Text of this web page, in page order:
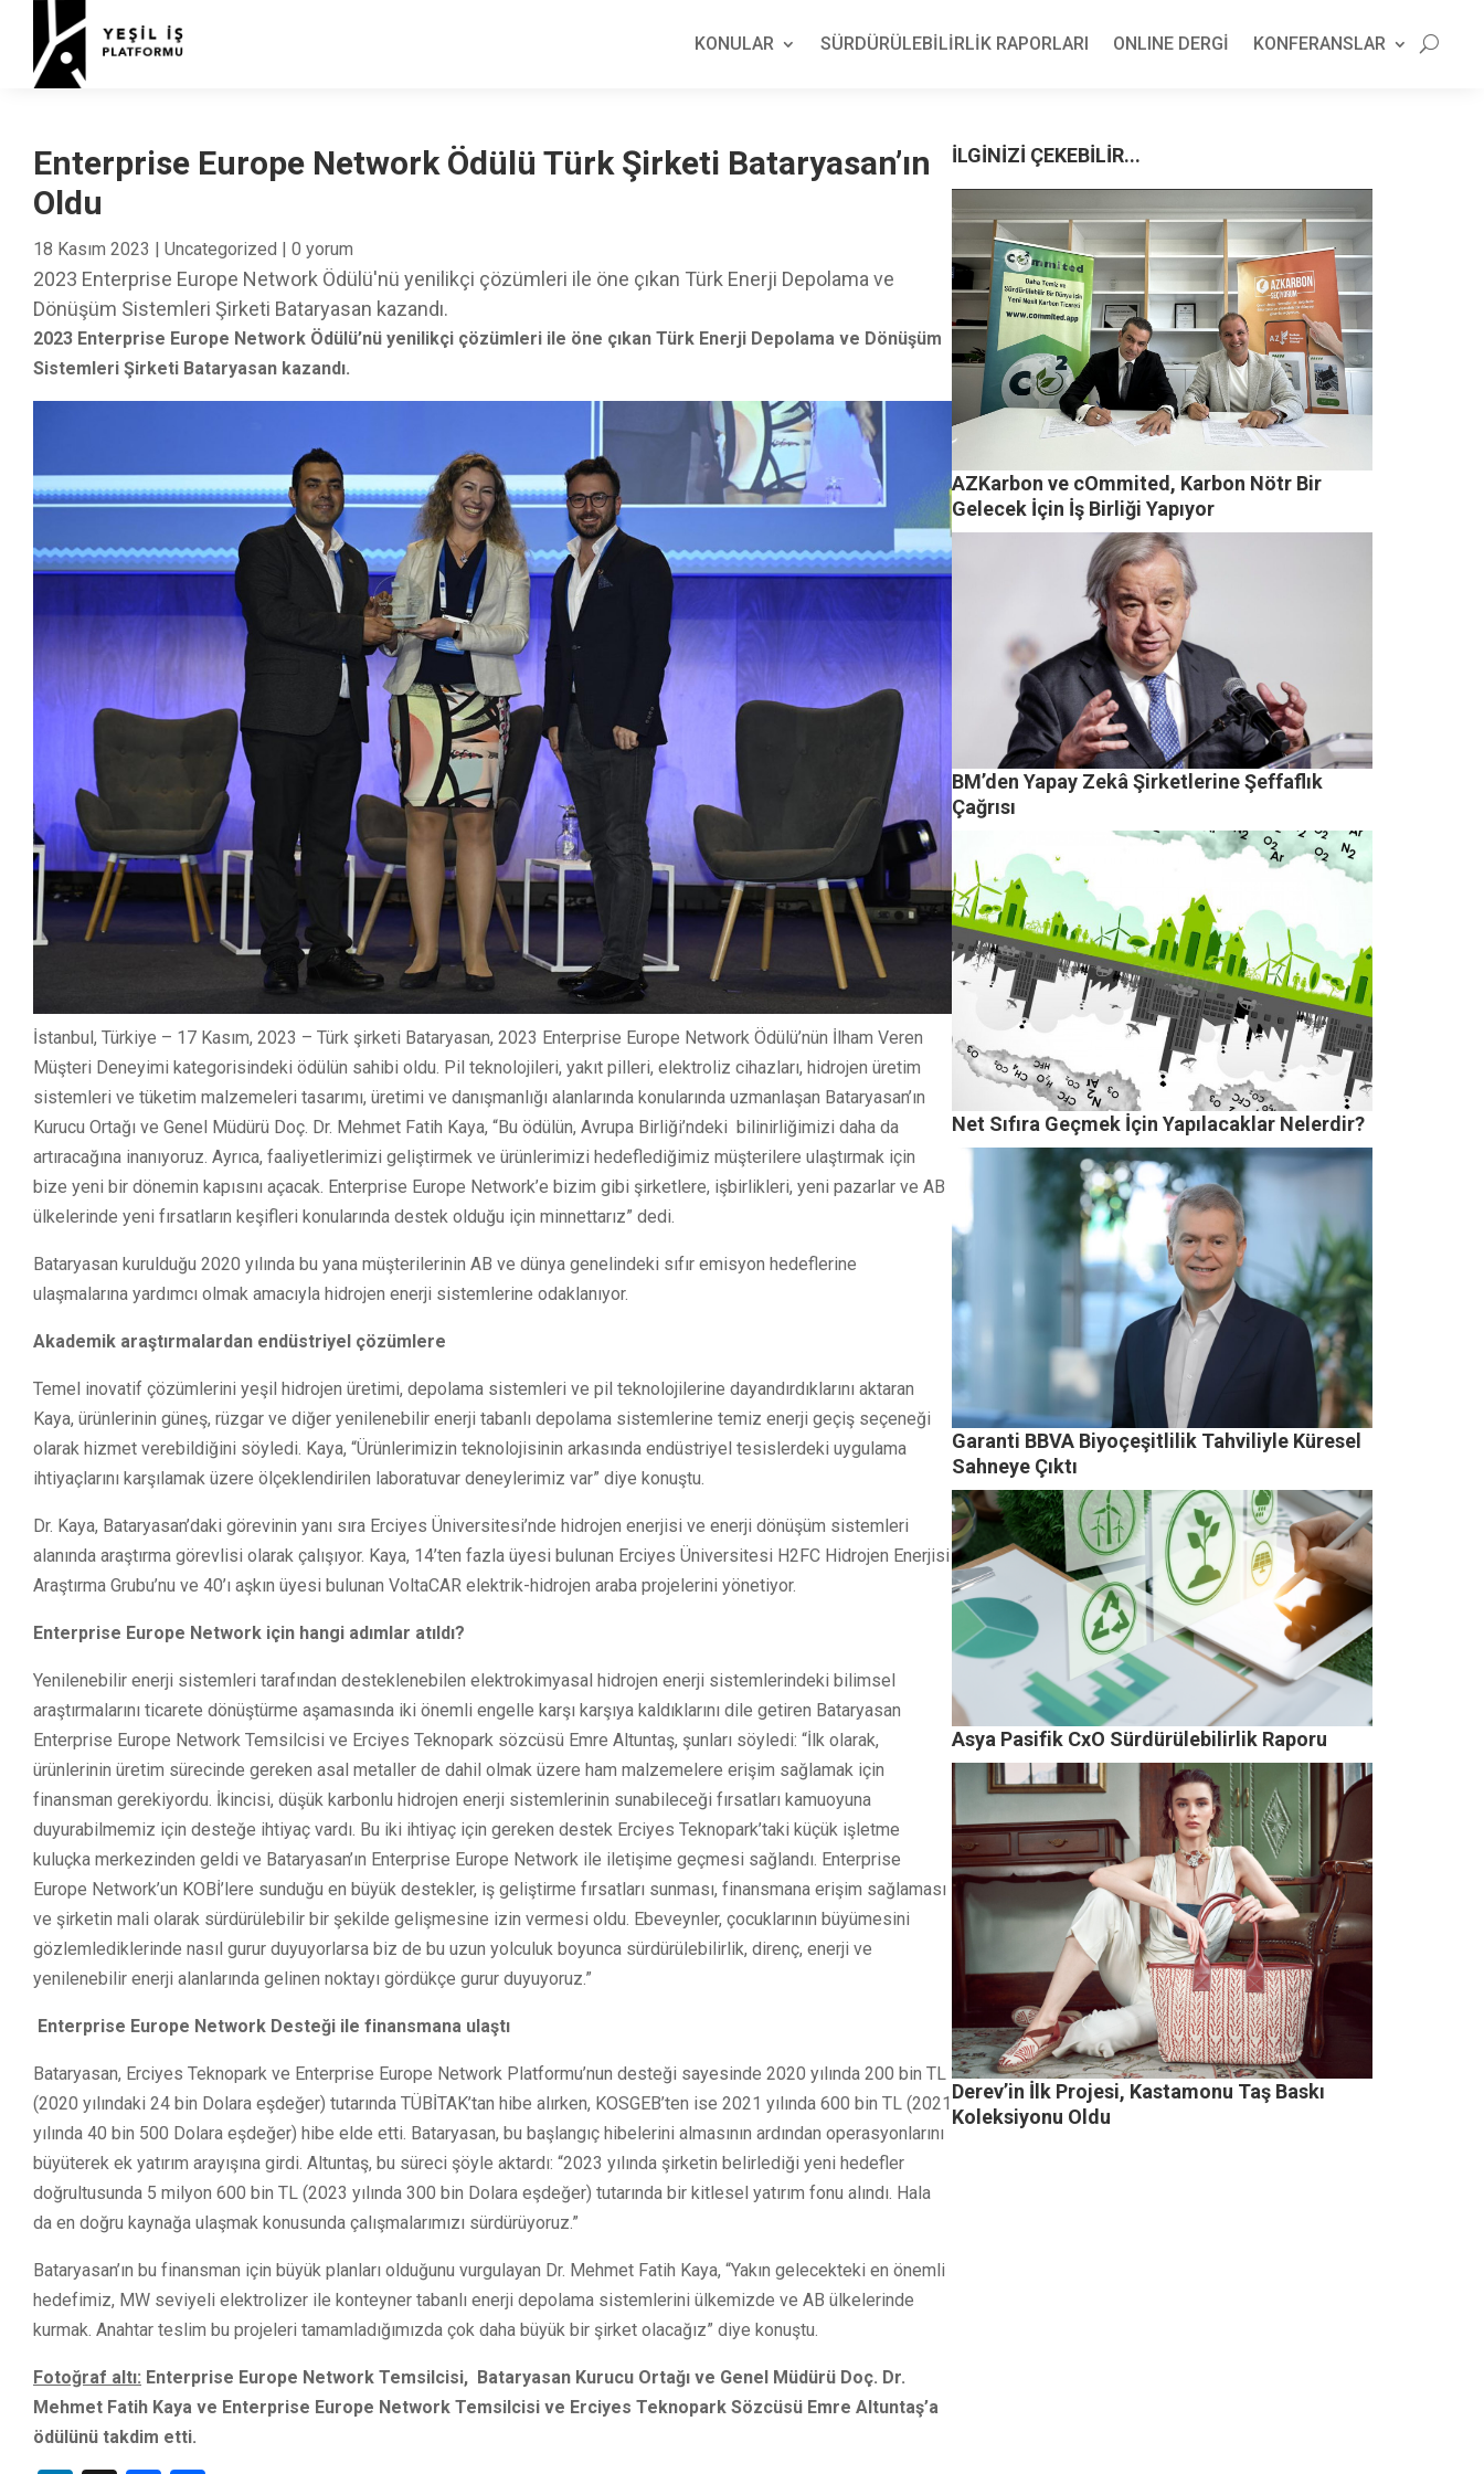
KONULAR SÜRDÜRÜLEBİLİRLİK RAPORLARI ONLINE DERGİ KONFERANSLAR
Enterprise Europe Network Ödülü Türk Şirketi Bataryasan’ın
Oldu
18 Kasım 2023 | Uncategorized | 0 yorum
2023 Enterprise Europe Network Ödülü'nü yenilikçi çözümleri ile öne çıkan Türk Enerji Depolama ve
Dönüşüm Sistemleri Şirketi Bataryasan kazandı.
2023 Enterprise Europe Network Ödülü’nü yenilikçi çözümleri ile öne çıkan Türk Enerji Depolama ve Dönüşüm
Sistemleri Şirketi Bataryasan kazandı.
İstanbul, Türkiye – 17 Kasım, 2023 – Türk şirketi Bataryasan, 2023 Enterprise Europe Network Ödülü’nün İlham Veren
Müşteri Deneyimi kategorisindeki ödülün sahibi oldu. Pil teknolojileri, yakıt pilleri, elektroliz cihazları, hidrojen üretim
sistemleri ve tüketim malzemeleri tasarımı, üretimi ve danışmanlığı alanlarında konularında uzmanlaşan Bataryasan’ın
Kurucu Ortağı ve Genel Müdürü Doç. Dr. Mehmet Fatih Kaya, “Bu ödülün, Avrupa Birliği’ndeki bilinirliğimizi daha da
artıracağına inanıyoruz. Ayrıca, faaliyetlerimizi geliştirmek ve ürünlerimizi hedeflediğimiz müşterilere ulaştırmak için
bize yeni bir dönemin kapısını açacak. Enterprise Europe Network’e bizim gibi şirketlere, işbirlikleri, yeni pazarlar ve AB
ülkelerinde yeni fırsatların keşifleri konularında destek olduğu için minnettarız” dedi.
Bataryasan kurulduğu 2020 yılında bu yana müşterilerinin AB ve dünya genelindeki sıfır emisyon hedeflerine
ulaşmalarına yardımcı olmak amacıyla hidrojen enerji sistemlerine odaklanıyor.
Akademik araştırmalardan endüstriyel çözümlere
Temel inovatif çözümlerini yeşil hidrojen üretimi, depolama sistemleri ve pil teknolojilerine dayandırdıklarını aktaran
Kaya, ürünlerinin güneş, rüzgar ve diğer yenilenebilir enerji tabanlı depolama sistemlerine temiz enerji geçiş seçeneği
olarak hizmet verebildiğini söyledi. Kaya, “Ürünlerimizin teknolojisinin arkasında endüstriyel tesislerdeki uygulama
ihtiyaçlarını karşılamak üzere ölçeklendirilen laboratuvar deneylerimiz var” diye konuştu.
Dr. Kaya, Bataryasan’daki görevinin yanı sıra Erciyes Üniversitesi’nde hidrojen enerjisi ve enerji dönüşüm sistemleri
alanında araştırma görevlisi olarak çalışıyor. Kaya, 14’ten fazla üyesi bulunan Erciyes Üniversitesi H2FC Hidrojen Enerjisi
Araştırma Grubu’nu ve 40’ı aşkın üyesi bulunan VoltaCAR elektrik-hidrojen araba projelerini yönetiyor.
Enterprise Europe Network için hangi adımlar atıldı?
Yenilenebilir enerji sistemleri tarafından desteklenebilen elektrokimyasal hidrojen enerji sistemlerindeki bilimsel
araştırmalarını ticarete dönüştürme aşamasında iki önemli engelle karşı karşıya kaldıklarını dile getiren Bataryasan
Enterprise Europe Network Temsilcisi ve Erciyes Teknopark sözcüsü Emre Altuntaş, şunları söyledi: “İlk olarak,
ürünlerinin üretim sürecinde gereken asal metaller de dahil olmak üzere ham malzemelere erişim sağlamak için
finansman gerekiyordu. İkincisi, düşük karbonlu hidrojen enerji sistemlerinin sunabileceği fırsatları kamuoyuna
duyurabilmemiz için desteğe ihtiyaç vardı. Bu iki ihtiyaç için gereken destek Erciyes Teknopark’taki küçük işletme
kuluçka merkezinden geldi ve Bataryasan’ın Enterprise Europe Network ile iletişime geçmesi sağlandı. Enterprise
Europe Network’un KOBİ’lere sunduğu en büyük destekler, iş geliştirme fırsatları sunması, finansmana erişim sağlaması
ve şirketin mali olarak sürdürülebilir bir şekilde gelişmesine izin vermesi oldu. Ebeveynler, çocuklarının büyümesini
gözlemlediklerinde nasıl gurur duyuyorlarsa biz de bu uzun yolculuk boyunca sürdürülebilirlik, direnç, enerji ve
yenilenebilir enerji alanlarında gelinen noktayı gördükçe gurur duyuyoruz.”
Enterprise Europe Network Desteği ile finansmana ulaştı
Bataryasan, Erciyes Teknopark ve Enterprise Europe Network Platformu’nun desteği sayesinde 2020 yılında 200 bin TL
(2020 yılındaki 24 bin Dolara eşdeğer) tutarında TÜBİTAK’tan hibe alırken, KOSGEB’ten ise 2021 yılında 600 bin TL (2021
yılında 40 bin 500 Dolara eşdeğer) hibe elde etti. Bataryasan, bu başlangıç hibelerini almasının ardından operasyonlarını
büyüterek ek yatırım arayışına girdi. Altuntaş, bu süreci şöyle aktardı: “2023 yılında şirketin belirlediği yeni hedefler
doğrultusunda 5 milyon 600 bin TL (2023 yılında 300 bin Dolara eşdeğer) tutarında bir kitlesel yatırım fonu alındı. Hala
da en doğru kaynağa ulaşmak konusunda çalışmalarımızı sürdürüyoruz.”
Bataryasan’ın bu finansman için büyük planları olduğunu vurgulayan Dr. Mehmet Fatih Kaya, “Yakın gelecekteki en önemli
hedefimiz, MW seviyeli elektrolizer ile konteyner tabanlı enerji depolama sistemlerini ülkemizde ve AB ülkelerinde
kurmak. Anahtar teslim bu projeleri tamamladığımızda çok daha büyük bir şirket olacağız” diye konuştu.
Fotoğraf altı: Enterprise Europe Network Temsilcisi, Bataryasan Kurucu Ortağı ve Genel Müdürü Doç. Dr.
Mehmet Fatih Kaya ve Enterprise Europe Network Temsilcisi ve Erciyes Teknopark Sözcüsü Emre Altuntaş’a
ödülünü takdim etti.
İLGİNİZİ ÇEKEBİLİR...
AZKarbon ve cOmmited, Karbon Nötr Bir
Gelecek İçin İş Birliği Yapıyor
BM’den Yapay Zekâ Şirketlerine Şeffaflık
Çağrısı
Net Sıfıra Geçmek İçin Yapılacaklar Nelerdir?
Garanti BBVA Biyoçeşitlilik Tahviliyle Küresel
Sahneye Çıktı
Asya Pasifik CxO Sürdürülebilirlik Raporu
Derev’in İlk Projesi, Kastamonu Taş Baskı
Koleksiyonu Oldu